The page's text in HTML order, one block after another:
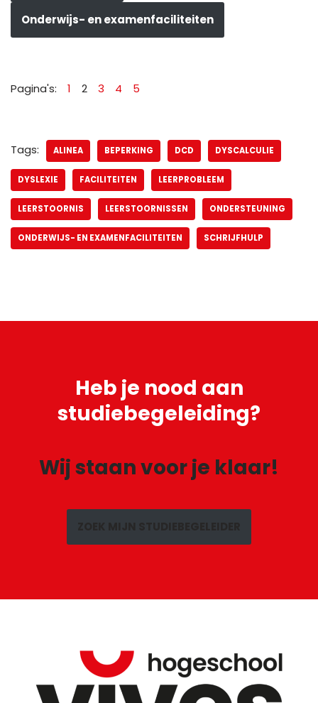
Onderwijs- en examenfaciliteiten
Pagina's: 1 2 3 4 5
Tags: ALINEA BEPERKING DCD DYSCALCULIE
DYSLEXIE FACILITEITEN LEERPROBLEEM
LEERSTOORNIS LEERSTOORNISSEN ONDERSTEUNING
ONDERWIJS- EN EXAMENFACILITEITEN SCHRIJFHULP
Heb je nood aan
studiebegeleiding?
Wij staan voor je klaar!